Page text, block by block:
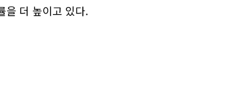
을 더 높이고 있다.